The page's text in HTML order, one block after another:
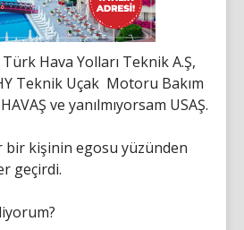
Hava Yolları Teknik A.Ş,
Teknik Uçak Motoru Bakım
ve yanılmıyorsam USAŞ.
kişinin egosu yüzünden
geçirdi.